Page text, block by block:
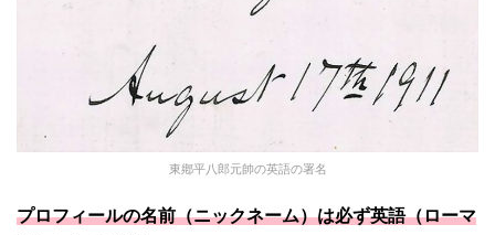
東鄕平八郎元帥の英語の署名
プロフィールの名前（ニックネーム）は必ず英語（ローマ